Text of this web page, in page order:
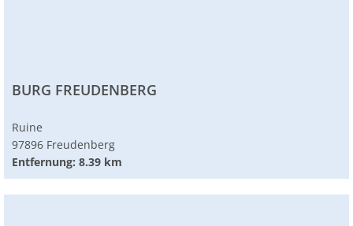
BURG FREUDENBERG
Ruine
97896 Freudenberg
Entfernung: 8.39 km